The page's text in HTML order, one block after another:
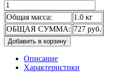
Общая масса:
1.0 кг
ОБЩАЯ СУММА: 727 руб.
Добавить в корзину
Описание
Характеристики